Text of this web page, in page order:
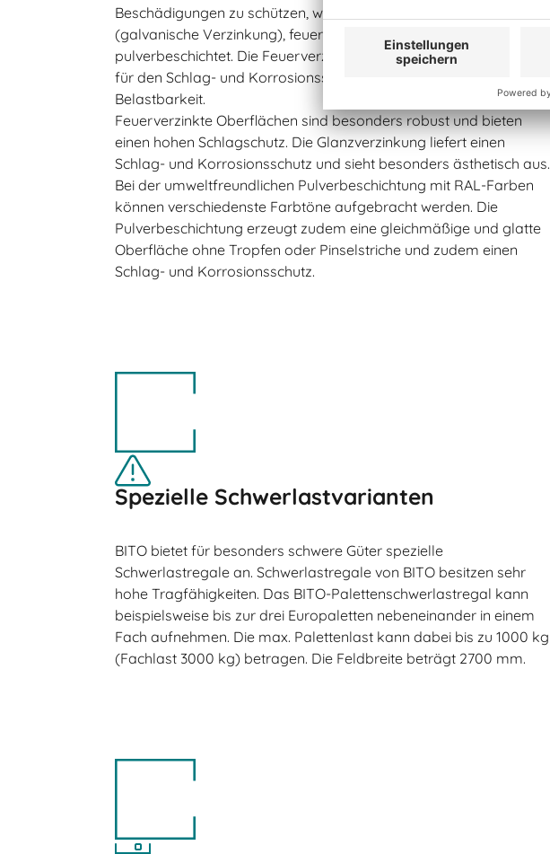
Beschädigungen zu schützen, werden sie glanzverzinkt
(galvanische Verzinkung), feuerverzinkt oder mit RAL-Farben
pulverbeschichtet. Die Feuerverzinkung erfolgt nach DIN EN 10142
für den Schlag- und Korrosionsschutz und hohe mechanische
Belastbarkeit.
Feuerverzinkte Oberflächen sind besonders robust und bieten
einen hohen Schlagschutz. Die Glanzverzinkung liefert einen
Schlag- und Korrosionsschutz und sieht besonders ästhetisch aus.
Bei der umweltfreundlichen Pulverbeschichtung mit RAL-Farben
können verschiedenste Farbtöne aufgebracht werden. Die
Pulverbeschichtung erzeugt zudem eine gleichmäßige und glatte
Oberfläche ohne Tropfen oder Pinselstriche und zudem einen
Schlag- und Korrosionsschutz.
Spezielle Schwerlastvarianten
BITO bietet für besonders schwere Güter spezielle
Schwerlastregale an. Schwerlastregale von BITO besitzen sehr
hohe Tragfähigkeiten. Das BITO-Palettenschwerlastregal kann
beispielsweise bis zur drei Europaletten nebeneinander in einem
Fach aufnehmen. Die max. Palettenlast kann dabei bis zu 1000 kg
(Fachlast 3000 kg) betragen. Die Feldbreite beträgt 2700 mm.